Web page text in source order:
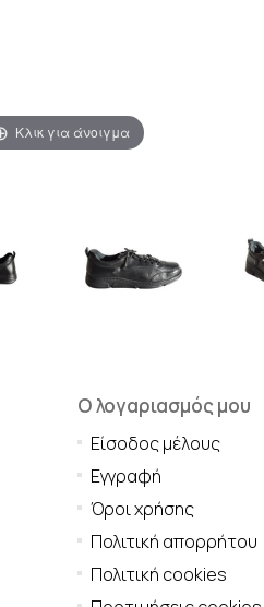
Κλικ για άνοιγμα
Ο λογαριασμός μου
Είσοδος μέλους
Εγγραφή
Όροι χρήσης
Πολιτική απορρήτου
Πολιτική cookies